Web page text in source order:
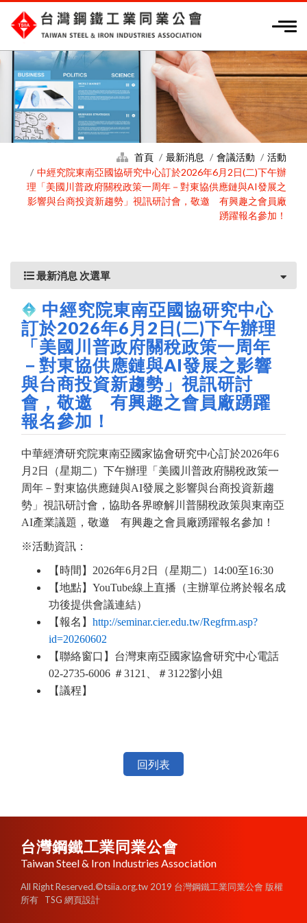
首頁 最新消息 會議活動
活動
中經究院東南亞國協研究中心訂於2026年6月2日(二)下午辦
理「美國川普政府關稅政策一周年－對東協供應鏈與AI發展之
影響與台商投資新趨勢」視訊研討會，敬邀 有興趣之會員廠
踴躍報名參加！
最新消息 次選單
中經究院東南亞國協研究中心
訂於2026年6月2日(二)下午辦理
「美國川普政府關稅政策一周年
－對東協供應鏈與AI發展之影響
與台商投資新趨勢」視訊研討
會，敬邀 有興趣之會員廠踴躍
報名參加！
中華經濟研究院東南亞國家協會研究中心訂於2026年6
月2日（星期二）下午辦理「美國川普政府關稅政策一
周年－對東協供應鏈與AI發展之影響與台商投資新趨
勢」視訊研討會，協助各界瞭解川普關稅政策與東南亞
AI產業議題，敬邀 有興趣之會員廠踴躍報名參加！
※活動資訊：
【時間】2026年6月2日（星期二）14:00至16:30
【地點】YouTube線上直播（主辦單位將於報名成
功後提供會議連結）
【報名】 http://seminar.cier.edu.tw/Regfrm.asp?
id=20260602
【聯絡窗口】台灣東南亞國家協會研究中心電話
02-2735-6006 ＃3121、＃3122劉小姐
【議程】
回列表
台灣鋼鐵工業同業公會
Taiwan Steel & Iron Industries Association
All Right Reserved.©tsiia.org.tw 2019 台灣鋼鐵工業同業公會 版權
所有 TSG 網頁設計